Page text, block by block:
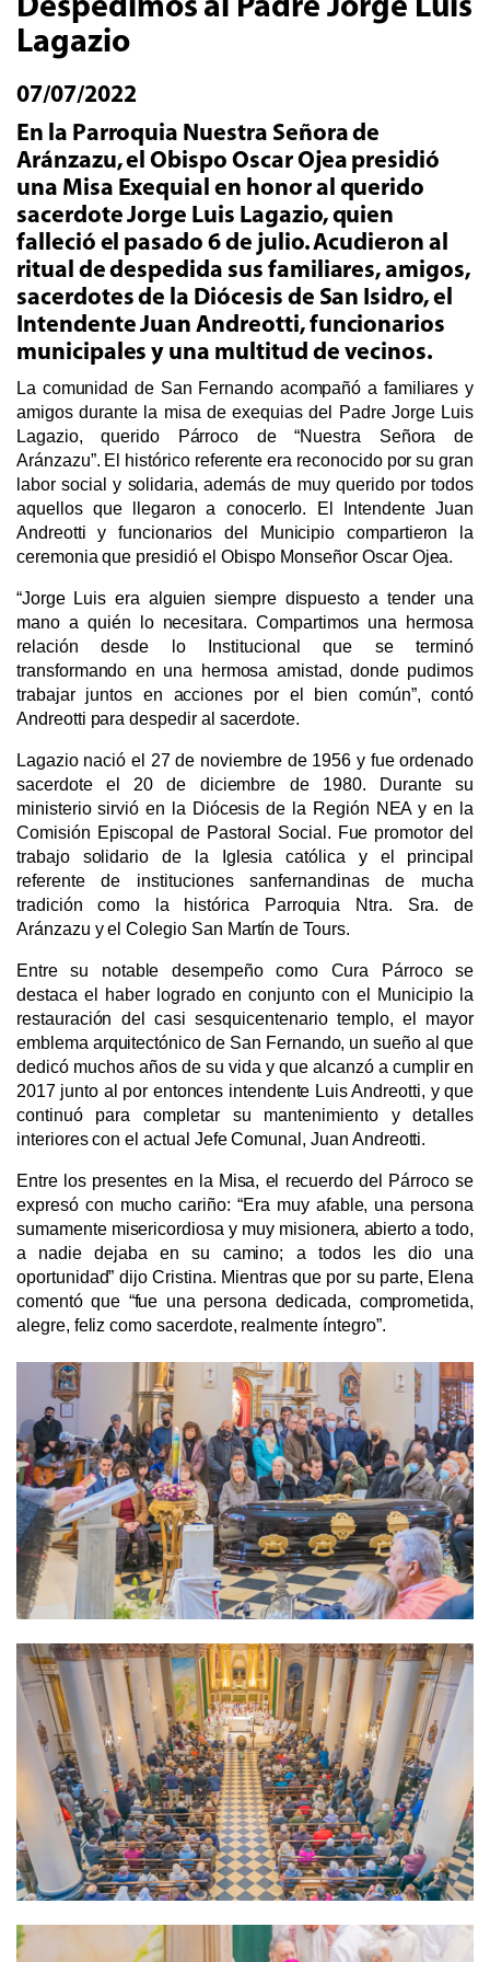
Lagazio
07/07/2022
En la Parroquia Nuestra Señora de
Aránzazu, el Obispo Oscar Ojea presidió
una Misa Exequial en honor al querido
sacerdote Jorge Luis Lagazio, quien
falleció el pasado 6 de julio. Acudieron al
ritual de despedida sus familiares, amigos,
sacerdotes de la Diócesis de San Isidro, el
Intendente Juan Andreotti, funcionarios
municipales y una multitud de vecinos.
La comunidad de San Fernando acompañó a familiares y
amigos durante la misa de exequias del Padre Jorge Luis
Lagazio, querido Párroco de “Nuestra Señora de
Aránzazu”. El histórico referente era reconocido por su gran
labor social y solidaria, además de muy querido por todos
aquellos que llegaron a conocerlo. El Intendente Juan
Andreotti y funcionarios del Municipio compartieron la
ceremonia que presidió el Obispo Monseñor Oscar Ojea.
“Jorge Luis era alguien siempre dispuesto a tender una
mano a quién lo necesitara. Compartimos una hermosa
relación desde lo Institucional que se terminó
transformando en una hermosa amistad, donde pudimos
trabajar juntos en acciones por el bien común”, contó
Andreotti para despedir al sacerdote.
Lagazio nació el 27 de noviembre de 1956 y fue ordenado
sacerdote el 20 de diciembre de 1980. Durante su
ministerio sirvió en la Diócesis de la Región NEA y en la
Comisión Episcopal de Pastoral Social. Fue promotor del
trabajo solidario de la Iglesia católica y el principal
referente de instituciones sanfernandinas de mucha
tradición como la histórica Parroquia Ntra. Sra. de
Aránzazu y el Colegio San Martín de Tours.
Entre su notable desempeño como Cura Párroco se
destaca el haber logrado en conjunto con el Municipio la
restauración del casi sesquicentenario templo, el mayor
emblema arquitectónico de San Fernando, un sueño al que
dedicó muchos años de su vida y que alcanzó a cumplir en
2017 junto al por entonces intendente Luis Andreotti, y que
continuó para completar su mantenimiento y detalles
interiores con el actual Jefe Comunal, Juan Andreotti.
Entre los presentes en la Misa, el recuerdo del Párroco se
expresó con mucho cariño: “Era muy afable, una persona
sumamente misericordiosa y muy misionera, abierto a todo,
a nadie dejaba en su camino; a todos les dio una
oportunidad” dijo Cristina. Mientras que por su parte, Elena
comentó que “fue una persona dedicada, comprometida,
alegre, feliz como sacerdote, realmente íntegro”.